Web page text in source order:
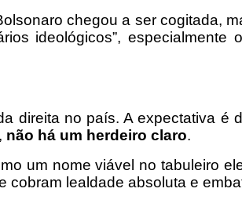
chegou a ser cogitada,
ideológicos”,
direita no país. A expectativa é
não há um herdeiro claro.
um nome viável no tabuleiro
cobram lealdade absoluta e